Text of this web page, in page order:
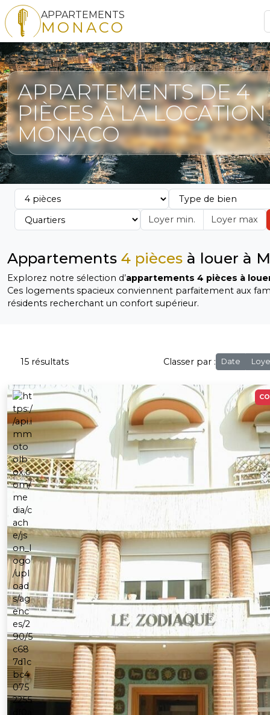
APPARTEMENTS
MONACO
APPARTEMENTS DE 4
PIÈCES À LA
MONACO
Appartements 4 pièces à louer à
Explorez notre sélection d’appartements 4 pièces à
Ces logements spacieux conviennent parfaitement aux
résidents recherchant un confort supérieur.
15 résultats Classer par : Date